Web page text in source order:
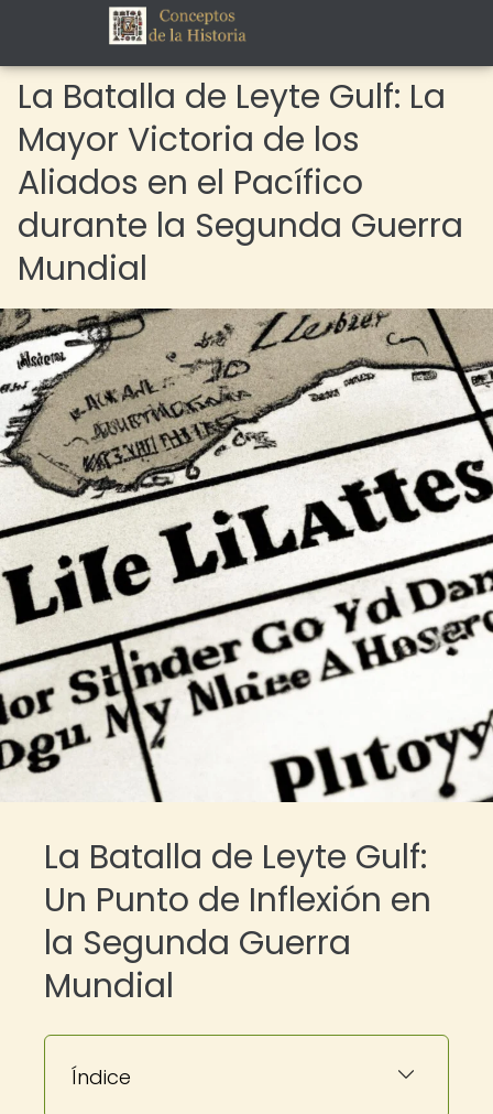
La Batalla de Leyte Gulf: La
Mayor Victoria de los
Aliados en el Pacífico
durante la Segunda Guerra
Mundial
La Batalla de Leyte Gulf:
Un Punto de Inflexión en
la Segunda Guerra
Mundial
Índice